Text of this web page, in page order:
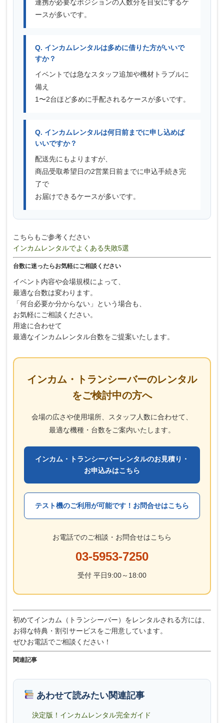
連携が必要なポジションの人数分を目安にするケ
ースが多いです。
Q. インカムレンタルは多めに借りた方がいいで
すか？
イベントでは急なスタッフ追加や機材トラブルに
備え
1〜2台ほど多めに手配されるケースが多いです。
Q. インカムレンタルは何日前までに申し込めば
いいですか？
配送先にもよりますが、
商品受取希望日の2営業日前までに申込手続き完
了で
お届けできるケースが多いです。
こちらもご参考ください
インカムレンタルでよくある失敗5選
台数に迷ったらお気軽にご相談ください
イベント内容や会場規模によって、
最適な台数は変わります。
「何台必要か分からない」という場合も、
お気軽にご相談ください。
用途に合わせて
最適なインカムレンタル台数をご提案いたします。
インカム・トランシーバーのレンタル
をご検討中の方へ
会場の広さや使用場所、スタッフ人数に合わせて、
最適な機種・台数をご案内いたします。
インカム・トランシーバーレンタルのお見積り・
お申込みはこちら
テスト機のご利用が可能です！お問合せはこちら
お電話でのご相談・お問合せはこちら
03-5953-7250
受付 平日9:00～18:00
初めてインカム（トランシーバー）をレンタルされる方には、
お得な特典・割引サービスをご用意しています。
ぜひお電話でご相談ください！
関連記事
あわせて読みたい関連記事
決定版！インカムレンタル完全ガイド